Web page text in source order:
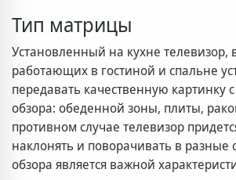
Тип матрицы
Установленный на кухне телевизор,
работающих в гостиной и спальне
передавать качественную картинку
обзора: обеденной зоны, плиты,
противном случае телевизор
наклонять и поворачивать в разные
обзора является важной